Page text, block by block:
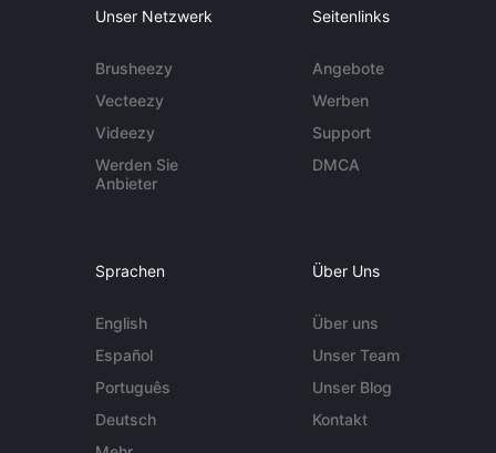
Unser Netzwerk
Brusheezy
Vecteezy
Videezy
Werden Sie
Anbieter
Seitenlinks
Angebote
Werben
Support
DMCA
Sprachen
English
Español
Português
Deutsch
Über Uns
Über uns
Unser Team
Unser Blog
Kontakt